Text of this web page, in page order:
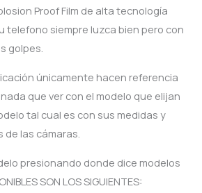
price
is:
Proof Film de alta tecnología
telefono siempre luzca bien pero con
golpes.
únicamente hacen referencia
que ver con el modelo que elijan
tal cual es con sus medidas y
las cámaras.
presionando donde dice modelos
SON LOS SIGUIENTES: